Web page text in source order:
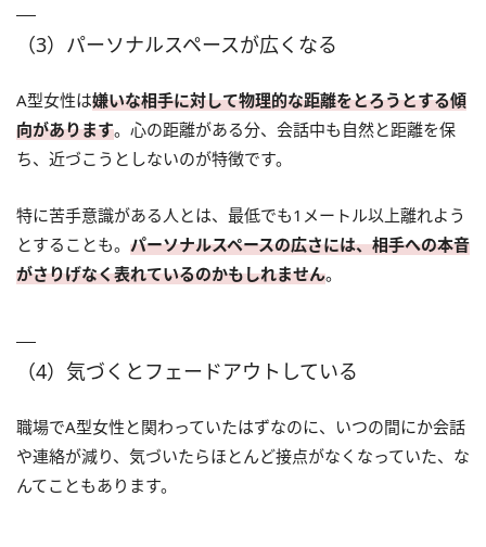
（3）パーソナルスペースが広くなる
A型女性は嫌いな相手に対して物理的な距離をとろうとする傾
向があります。心の距離がある分、会話中も自然と距離を保
ち、近づこうとしないのが特徴です。
特に苦手意識がある人とは、最低でも1メートル以上離れよう
とすることも。 パーソナルスペースの広さには、相手への本音
がさりげなく表れているのかもしれません。
（4）気づくとフェードアウトしている
職場でA型女性と関わっていたはずなのに、いつの間にか会話
や連絡が減り、気づいたらほとんど接点がなくなっていた、な
んてこともあります。